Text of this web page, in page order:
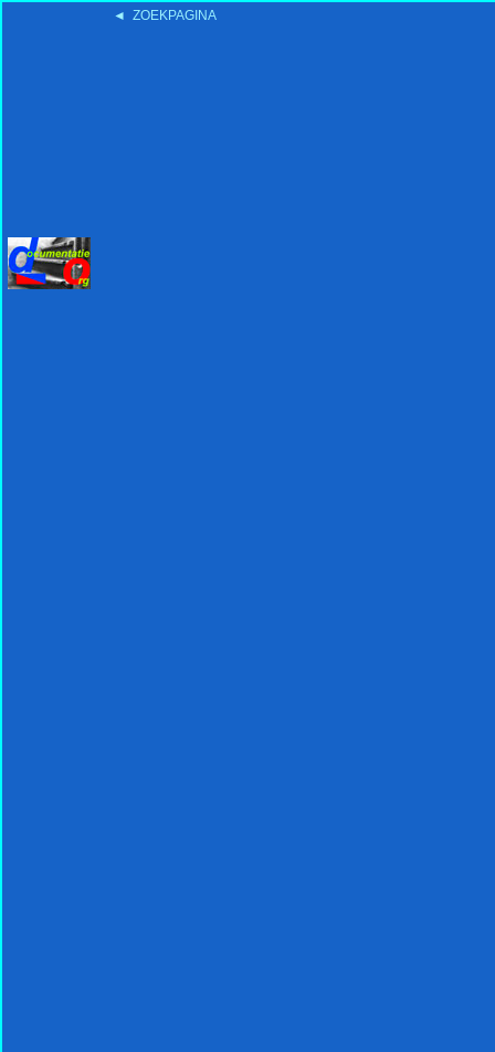
◄ ZOEKPAGINA
'15:19 19-2-2008